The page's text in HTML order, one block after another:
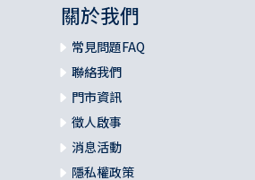
我與寶年的情誼，始於半個多世紀
末。那年，外子在康奈爾大學完成博
西州，開始在若歌大學（Rutgers,
親，直到我們在若歌大學的查經班認
夫潘冀。當時寶年正努力於完成她的
兩家結下了深厚友誼，共同服事查經
年他們返台時，我們依依惜別，感恩
關於我們
常見問題FAQ
聯絡我們
門市資訊
徵人啟事
消息活動
隱私權政策